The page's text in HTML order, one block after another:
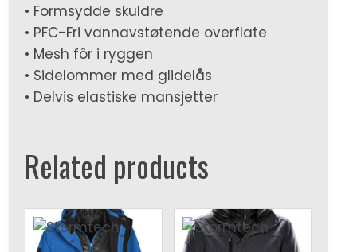
• Formsydde skuldre
• PFC-Fri vannavstøtende overflate
• Mesh fôr i ryggen
• Sidelommer med glidelås
• Delvis elastiske mansjetter
Related products